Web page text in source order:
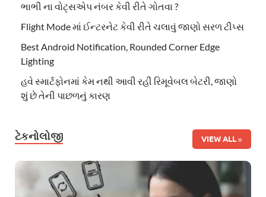
ભાભી ના વોટ્સએપ નંબર કેવી રીતે ગોતવા ?
Flight Mode માં ઈન્ટરનેટ કેવી રીતે ચલાવું જાણો સરળ ટીપ્સ
Best Android Notification, Rounded Corner Edge
Lighting
હવે સ્માર્ટફોનમાં કેમ નથી આવી રહી રિમૂવેબલ બેટરી, જાણો
શું છે તેની પાછળનું કારણ
ટેકનોલોજી VIEW ALL